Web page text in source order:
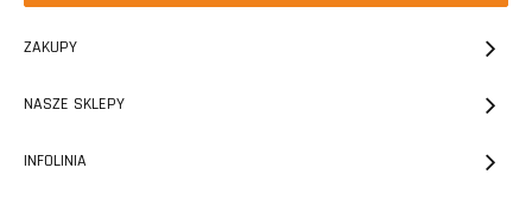
ZAKUPY
NASZE SKLEPY
INFOLINIA